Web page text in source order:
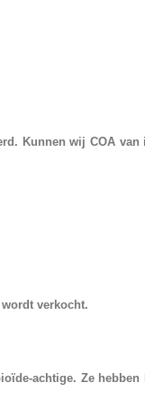
Kunnen wij COA van
verkocht.
achtige. Ze hebben